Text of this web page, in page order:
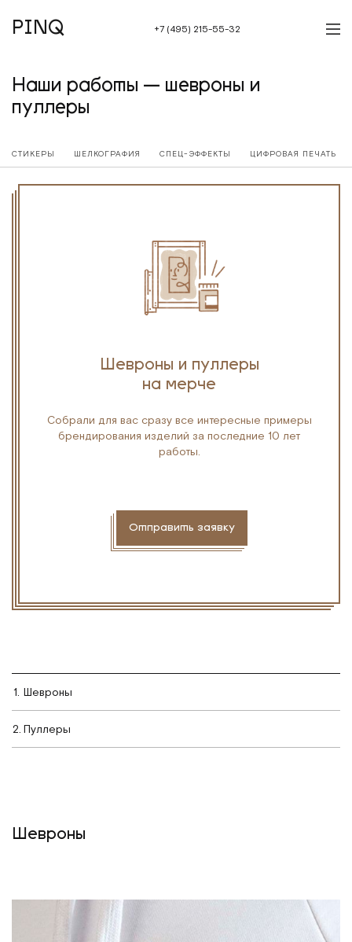
PINQ +7 (495) 215-55-32
Наши работы — шевроны и
пуллеры
СТИКЕРЫ ШЕЛКОГРАФИЯ СПЕЦ-ЭФФЕКТЫ ЦИФРОВАЯ ПЕЧАТЬ
Шевроны и пуллеры
на мерче
Собрали для вас сразу все интересные примеры
брендирования изделий за последние 10 лет
работы.
Отправить заявку
Шевроны
Пуллеры
Шевроны